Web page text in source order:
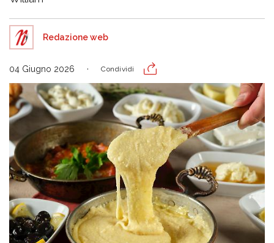
Redazione web
04 Giugno 2026 Condividi